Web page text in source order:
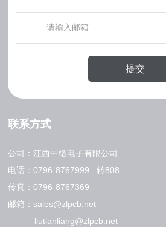
提交
联系方式
公司：江西中络电子有限公司
电话：0796-8767999 转808
传真：0796-8767369
邮箱：sales@zlpcb.net
liutianliang@zlpcb.net